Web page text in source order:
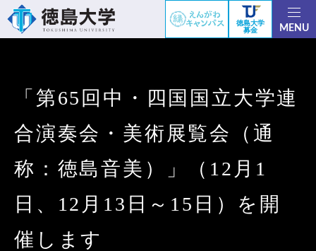
徳島大学
募金
MENU
「第65回中・四国国立大学連
合演奏会・美術展覧会（通
称：徳島音美）」（12月1
日、12月13日～15日）を開
催します